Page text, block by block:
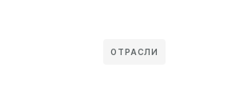
ОТРАСЛИ